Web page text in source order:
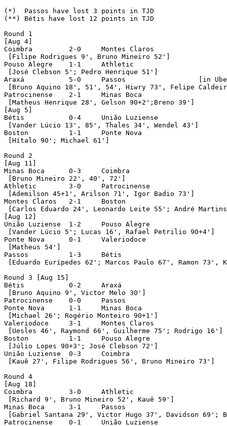
(*)  Passos have lost 3 points in TJD
(**) Bétis have lost 12 points in TJD
Round 1
[Aug 4]
Coimbra		2-0	Montes Claros
[Filipe Rodrigues 9', Bruno Mineiro 52']
Pouso Alegre	1-1	Athletic
[José Clebson 5'; Pedro Henrique 51']
Araxá		5-0	Passos			[in Uberaba]
[Bruno Aquino 18', 51', 54', Hiwry 73', Felipe
Patrocinense	2-1	Minas Boca
[Matheus Henrique 28', Gelson 90+2';Breno 39']
[Aug 5]
Bétis		0-4	União Luziense
[Vander Lúcio 13', 85', Thales 34', Wendel 43']
Boston		1-1	Ponte Nova
[Hítalo 90'; Michael 61']
Round 2
[Aug 11]
Minas Boca	0-3	Coimbra
[Bruno Mineiro 22', 40', 72']
Athletic	3-0	Patrocinense
[Ademilson 45+1', Arilson 71', Igor Badio 73']
Montes Claros	2-1	Boston
[Carlos Eduardo 24', Leonardo Leite 55'; André
[Aug 12]
União Luziense	1-2	Pouso Alegre
[Vander Lúcio 5'; Lucas 16', Rafael Petrilio 90+4']
Ponte Nova	0-1	Valeriodoce
[Matheus 54']
Passos		1-3	Bétis
[Eduardo Eurípedes 62'; Marcos Paulo 67', Ramon 73',
Round 3 [Aug 15]
Bétis		0-2	Araxá
[Bruno Aquino 9', Victor Melo 30']
Patrocinense	0-0	Passos
Ponte Nova	1-1	Minas Boca
[Michael 26'; Rogério Monteiro 90+1']
Valeriodoce	3-1	Montes Claros
[Uesles 46', Raymond 66', Guilherme 75'; Rodrigo 16']
Boston		1-1	Pouso Alegre
[Júlio Lopes 90+3'; José Clebson 72']
União Luziense	0-3	Coimbra
[Kauê 27', Filipe Rodrigues 56', Bruno Mineiro 73']
Round 4
[Aug 18]
Coimbra		3-0	Athletic
[Richard 9', Bruno Mineiro 52', Kauê 59']
Minas Boca	3-1	Passos
[Gabriel Santana 29', Victor Hugo 37', Davidson 69';
Patrocinense	0-1	União Luziense